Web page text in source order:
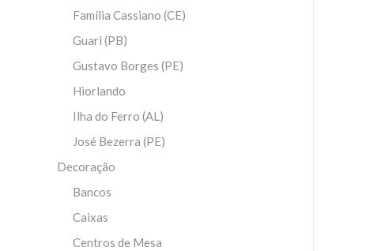
Família Cassiano (CE)
Guari (PB)
Gustavo Borges (PE)
Hiorlando
Ilha do Ferro (AL)
José Bezerra (PE)
Decoração
Bancos
Caixas
Centros de Mesa